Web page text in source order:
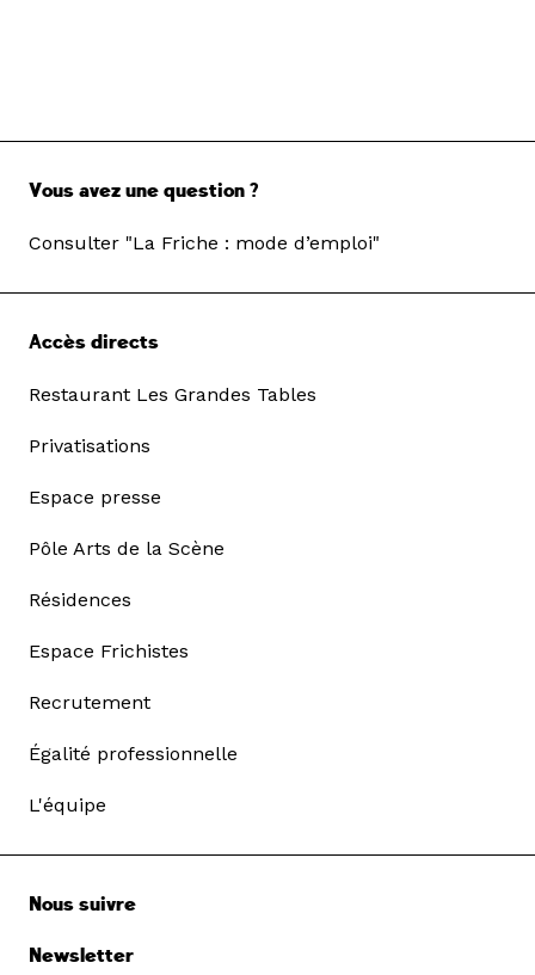
Vous avez une question ?
Consulter "La Friche : mode d’emploi"
Accès directs
Restaurant Les Grandes Tables
Privatisations
Espace presse
Pôle Arts de la Scène
Résidences
Espace Frichistes
Recrutement
Égalité professionnelle
L'équipe
Nous suivre
Newsletter